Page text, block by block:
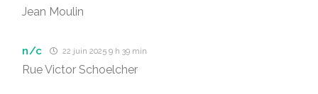
Jean Moulin
n/c 22 juin 2025 9 h 39 min
Rue Victor Schoelcher